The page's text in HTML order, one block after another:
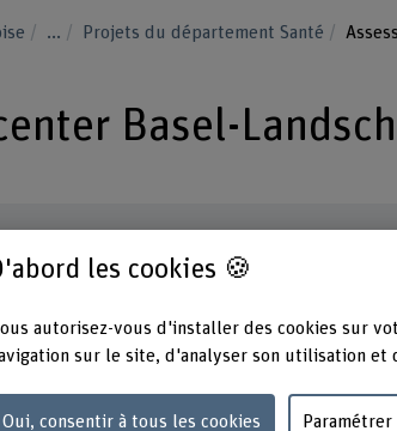
... Projets du département Santé
Basel-
sociale
01.07.2023 - 31.12.2024
Prof. Dr. Simon Raphael Steger
les cookies 🍪
autorisez-vous d'installer des cookies sur
sur le site, d'analyser son utilisation et
Oui, consentir à tous les cookies